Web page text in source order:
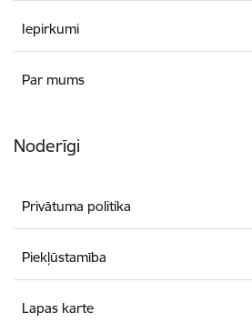
Iepirkumi
Par mums
Noderīgi
Privātuma politika
Piekļūstamība
Lapas karte